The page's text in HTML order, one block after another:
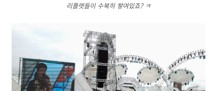
리플렛들이 수북히 쌓여있죠? ㅋ